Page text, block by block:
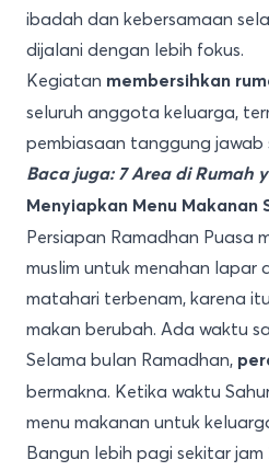
ibadah dan kebersamaan
dijalani dengan lebih fokus.
Kegiatan membersihkan
seluruh anggota keluarga,
pembiasaan tanggung jawab
Baca juga: 7 Area di Rumah
Menyiapkan Menu Makanan
Persiapan Ramadhan Puasa
muslim untuk menahan lapar
matahari terbenam, karena
makan berubah. Ada waktu
Selama bulan Ramadhan,
bermakna. Ketika waktu
menu makanan untuk
Bangun lebih pagi sekitar